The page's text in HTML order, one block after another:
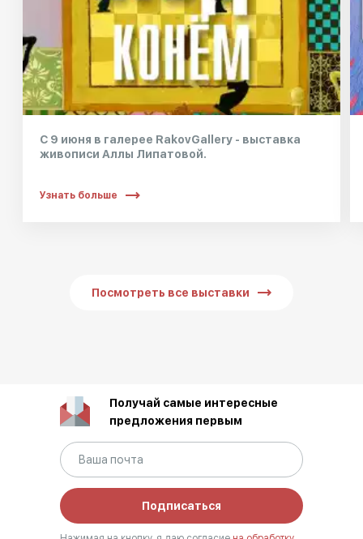
С 9 июня в галерее RakovGallery - выставка
живописи Аллы Липатовой.
Узнать больше
Посмотреть все выставки
Получай самые интересные
предложения первым
Подписаться